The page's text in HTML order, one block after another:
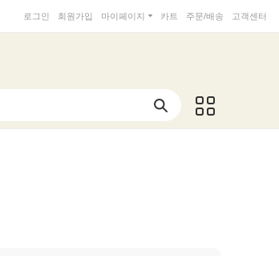
로그인 회원가입 마이페이지 카트 주문/배송 고객센터